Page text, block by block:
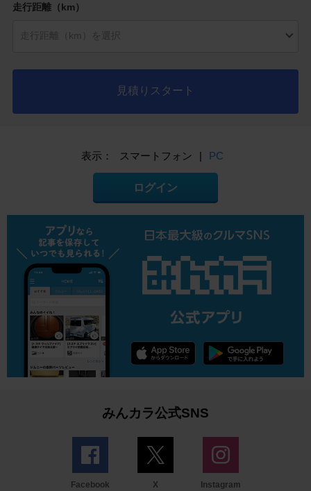
走行距離（km）
見積りスタート
表示： スマートフォン | PC
ログイン
みんカラ公式SNS
Facebook X Instagram